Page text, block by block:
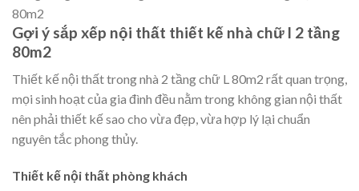
80m2
Gợi ý sắp xếp nội thất thiết kế nhà chữ l 2 tầng
80m2
Thiết kế nội thất trong nhà 2 tầng chữ L 80m2 rất quan trọng,
mọi sinh hoạt của gia đình đều nằm trong không gian nội thất
nên phải thiết kế sao cho vừa đẹp, vừa hợp lý lại chuẩn
nguyên tắc phong thủy.
Thiết kế nội thất phòng khách